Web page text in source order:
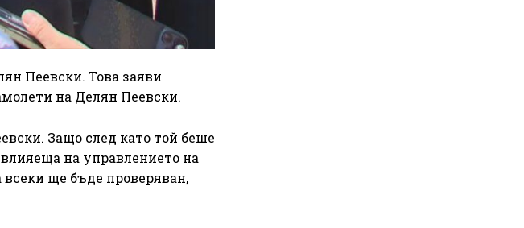
Пеевски. Това заяви
на Делян Пеевски.
Защо след като той беше
на управлението на
ще бъде проверяван,